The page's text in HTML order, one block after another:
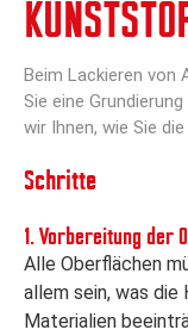
Beim Lackieren von
Sie eine
wir Ihnen, wie Sie
Schritte
1. Vorbereitung der
Alle Oberflächen
allem sein, was
Materialien